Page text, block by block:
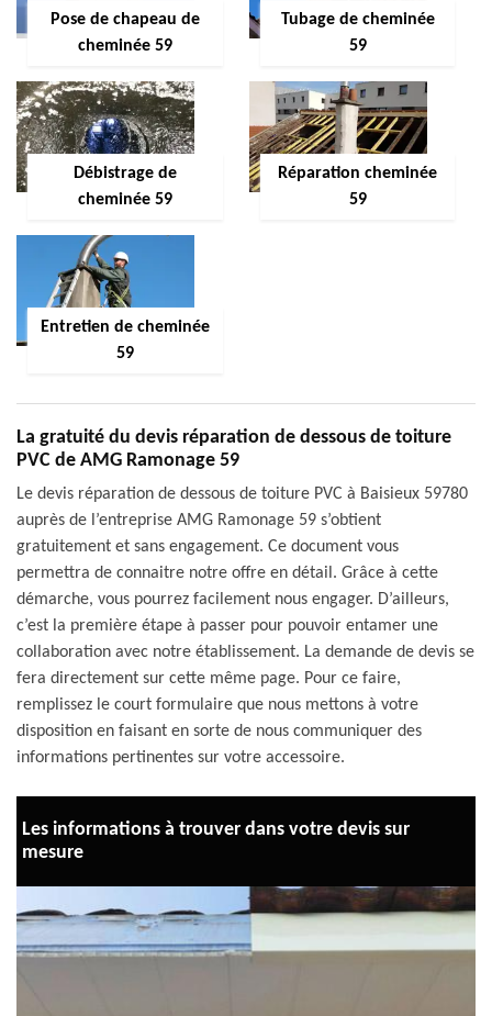
Pose de chapeau de
cheminée 59
Tubage de cheminée
59
Débistrage de
cheminée 59
Réparation cheminée
59
Entretien de cheminée
59
La gratuité du devis réparation de dessous de toiture
PVC de AMG Ramonage 59
Le devis réparation de dessous de toiture PVC à Baisieux 59780
auprès de l’entreprise AMG Ramonage 59 s’obtient
gratuitement et sans engagement. Ce document vous
permettra de connaitre notre offre en détail. Grâce à cette
démarche, vous pourrez facilement nous engager. D’ailleurs,
c’est la première étape à passer pour pouvoir entamer une
collaboration avec notre établissement. La demande de devis se
fera directement sur cette même page. Pour ce faire,
remplissez le court formulaire que nous mettons à votre
disposition en faisant en sorte de nous communiquer des
informations pertinentes sur votre accessoire.
Les informations à trouver dans votre devis sur
mesure